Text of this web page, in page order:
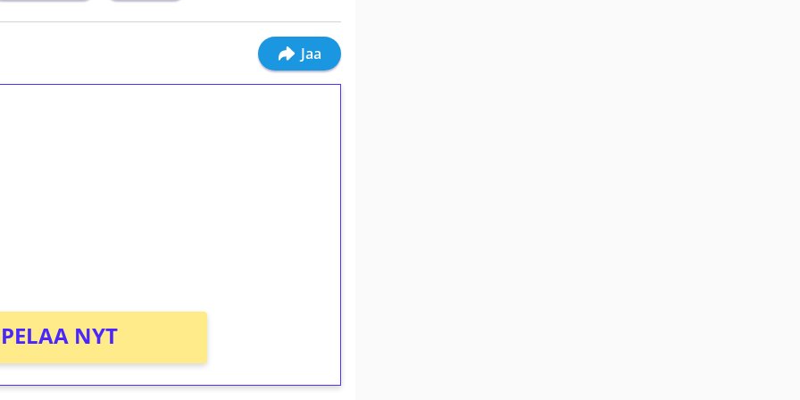
Jaa
PELAA NYT